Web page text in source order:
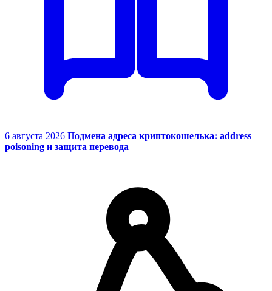
6 августа 2026 Подмена адреса криптокошелька: address
poisoning и защита перевода